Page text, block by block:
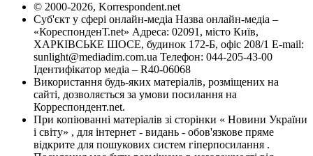
© 2000-2026, Korrespondent.net
Суб'єкт у сфері онлайн-медіа Назва онлайн-медіа –
«КореспонденТ.net» Адреса: 02091, місто Київ,
ХАРКІВСЬКЕ ШОСЕ, будинок 172-Б, офіс 208/1 E-mail:
sunlight@mediadim.com.ua Телефон: 044-205-43-00
Ідентифікатор медіа – R40-06068
Використання будь-яких матеріалів, розміщених на
сайті, дозволяється за умови посилання на
Корреспондент.net.
При копіюванні матеріалів зі сторінки « Новини України
і світу» , для інтернет - видань - обов'язкове пряме
відкрите для пошукових систем гіперпосилання .